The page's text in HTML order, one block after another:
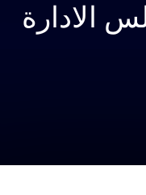
الادارة